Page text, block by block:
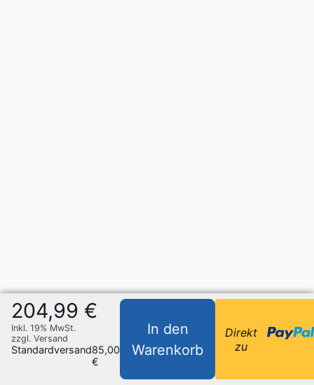
204,99 €
Inkl. 19% MwSt.
zzgl. Versand
Standardversand85,00
€
In den
Warenkorb
Direkt
zu